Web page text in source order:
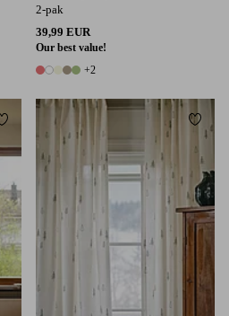
2-pak
39,99 EUR
Our best value!
7 kleuren
+2
Toevoegen aan favorieten
220